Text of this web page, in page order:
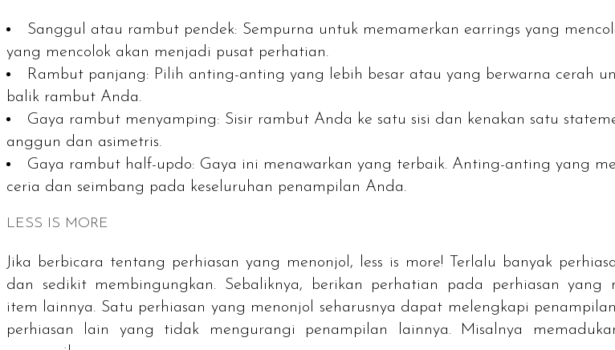
Sanggul atau rambut pendek: Sempurna untuk memamerkan earrings yang
yang mencolok akan menjadi pusat perhatian.
Rambut panjang: Pilih anting-anting yang lebih besar atau yang berwarna cerah
balik rambut Anda.
Gaya rambut menyamping: Sisir rambut Anda ke satu sisi dan kenakan satu
anggun dan asimetris.
Gaya rambut half-updo: Gaya ini menawarkan yang terbaik. Anting-anting yang
ceria dan seimbang pada keseluruhan penampilan Anda.
LESS IS MORE
Jika berbicara tentang perhiasan yang menonjol, less is more! Terlalu banyak
dan sedikit membingungkan. Sebaliknya, berikan perhatian pada perhiasan
item lainnya. Satu perhiasan yang menonjol seharusnya dapat melengkapi
perhiasan lain yang tidak mengurangi penampilan lainnya. Misalnya